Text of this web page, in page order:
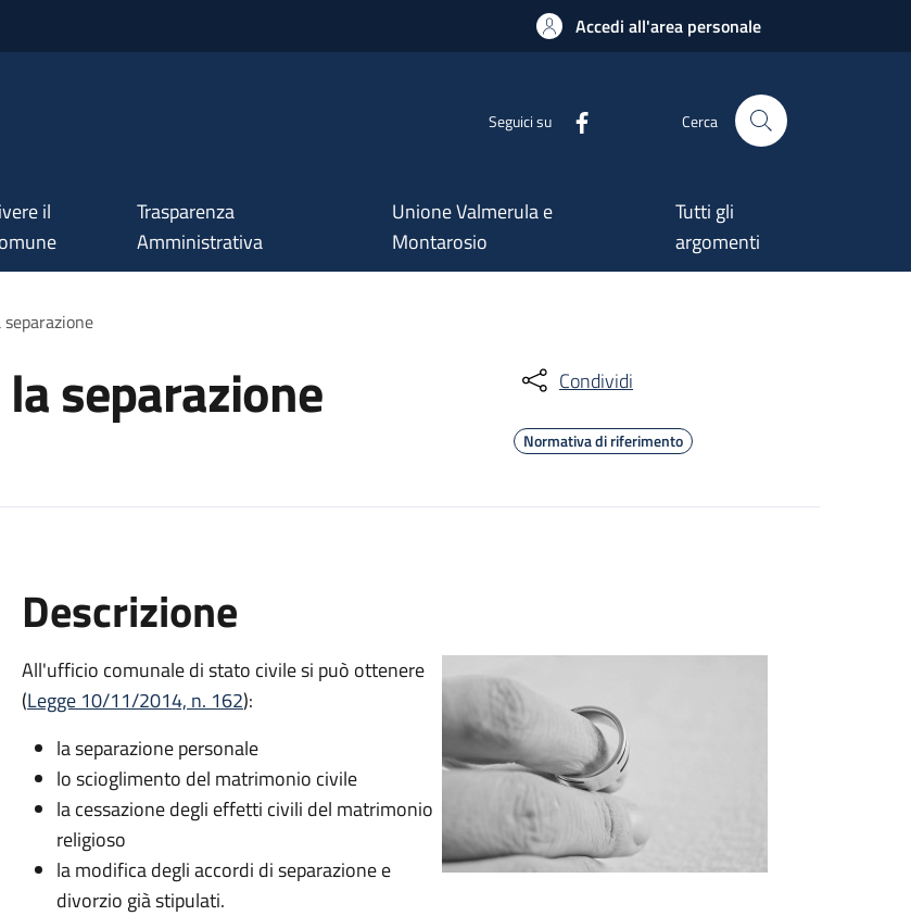
Accedi all'area personale
Seguici su Cerca
il
Trasparenza
Amministrativa
Unione Valmerula e
Montarosio
Tutti gli
argomenti
separazione Condividi
Normativa di riferimento
Descrizione
All'ufficio comunale di stato civile si può ottenere
(Legge 10/11/2014, n. 162):
la separazione personale
lo scioglimento del matrimonio civile
la cessazione degli effetti civili del matrimonio
religioso
la modifica degli accordi di separazione e
divorzio già stipulati.